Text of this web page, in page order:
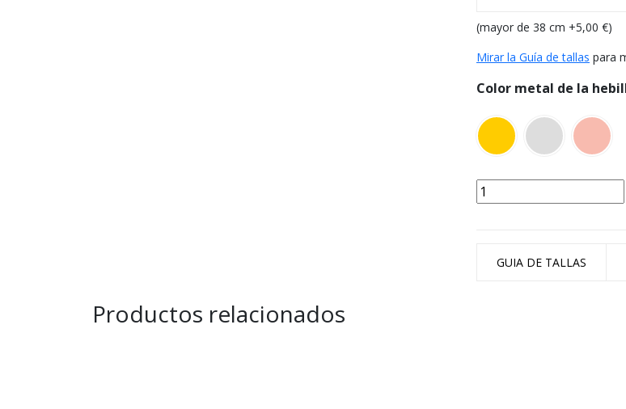
(mayor de 38 cm +5,00 €)
Mirar la Guía de tallas para
Color metal de la
GUIA DE TALLAS
Productos relacionados